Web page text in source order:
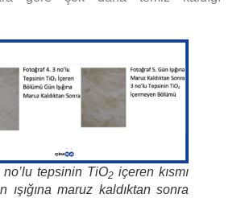
no’lu tepsinin TiO2 içeren kısmı
ışığına maruz kaldıktan sonra